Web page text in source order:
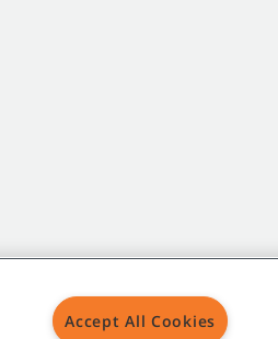
Accept All Cookies